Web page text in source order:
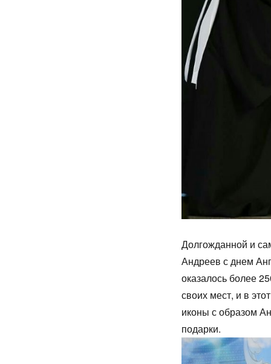
Долгожданной и
Андреев с днем
оказалось более
своих мест, и в
иконы с образом
подарки.